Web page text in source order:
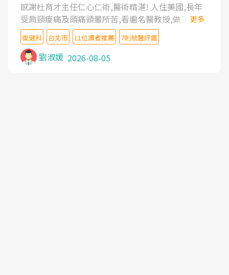
感謝杜育才主任仁心仁術,醫術精湛! 人住美國,長年
受肩頸痠痛及頭痛頭暈所苦,看遍名醫教授,做了各種
檢查,也嘗試過西醫打針,中醫針灸及物理徒手治療都
沒有用,後來連吃到嗎啡類止痛藥都效果有限,只是壓
症狀,沒多久就痛起來,多年失眠嚴重影響生活品質.
台灣親友介紹忠孝醫院杜育才主任是頸頭症候群專
更多
復健科 台北市 11位讀者推薦 7則就醫評鑑
劉淑媛 2026-08-05